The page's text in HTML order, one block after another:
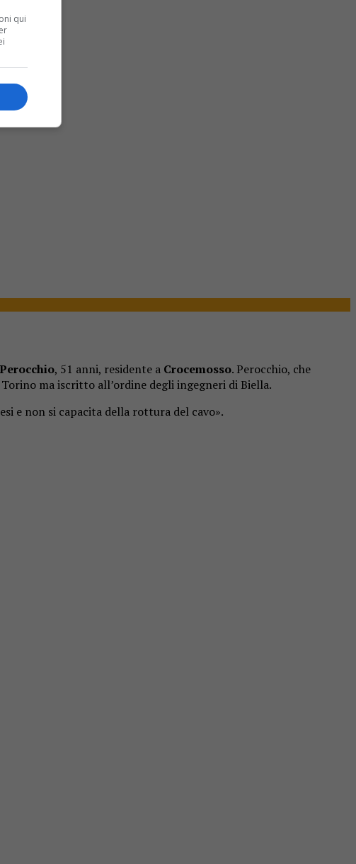
, 51 anni, residente a Crocemosso. Perocchio, che
ma iscritto all’ordine degli ingegneri di Biella.
e non si capacita della rottura del cavo».
qui